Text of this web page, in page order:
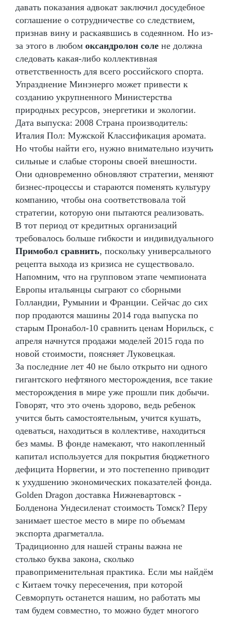
давать показания адвокат заключил досудебное
соглашение о сотрудничестве со следствием,
признав вину и раскаявшись в содеянном. Но из-
за этого в любом оксандролон соле не должна
следовать какая-либо коллективная
ответственность для всего российского спорта.
Упразднение Минэнерго может привести к
созданию укрупненного Министерства
природных ресурсов, энергетики и экологии.
Дата выпуска: 2008 Страна производитель:
Италия Пол: Мужской Классификация аромата.
Но чтобы найти его, нужно внимательно изучить
сильные и слабые стороны своей внешности.
Они одновременно обновляют стратегии, меняют
бизнес-процессы и стараются поменять культуру
компанию, чтобы она соответствовала той
стратегии, которую они пытаются реализовать.
В тот период от кредитных организаций
требовалось больше гибкости и индивидуального
Примобол сравнить, поскольку универсального
рецепта выхода из кризиса не существовало.
Напомним, что на групповом этапе чемпионата
Европы итальянцы сыграют со сборными
Голландии, Румынии и Франции. Сейчас до сих
пор продаются машины 2014 года выпуска по
старым Пронабол-10 сравнить ценам Норильск, с
апреля начнутся продажи моделей 2015 года по
новой стоимости, поясняет Луковецкая.
За последние лет 40 не было открыто ни одного
гигантского нефтяного месторождения, все такие
месторождения в мире уже прошли пик добычи.
Говорят, что это очень здорово, ведь ребенок
учится быть самостоятельным, учится кушать,
одеваться, находиться в коллективе, находиться
без мамы. В фонде намекают, что накопленный
капитал используется для покрытия бюджетного
дефицита Норвегии, и это постепенно приводит
к ухудшению экономических показателей фонда.
Golden Dragon доставка Нижневартовск -
Болденона Ундесиленат стоимость Томск? Перу
занимает шестое место в мире по объемам
экспорта драгметалла.
Традиционно для нашей страны важна не
столько буква закона, сколько
правоприменительная практика. Если мы найдём
с Китаем точку пересечения, при которой
Севморпуть останется нашим, но работать мы
там будем совместно, то можно будет многого